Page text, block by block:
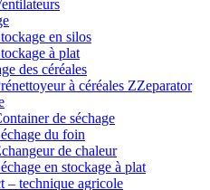
en silos
à plat
des céréales
à céréales ZZeparator
de séchage
du foin
de chaleur
en stockage à plat
– technique agricole